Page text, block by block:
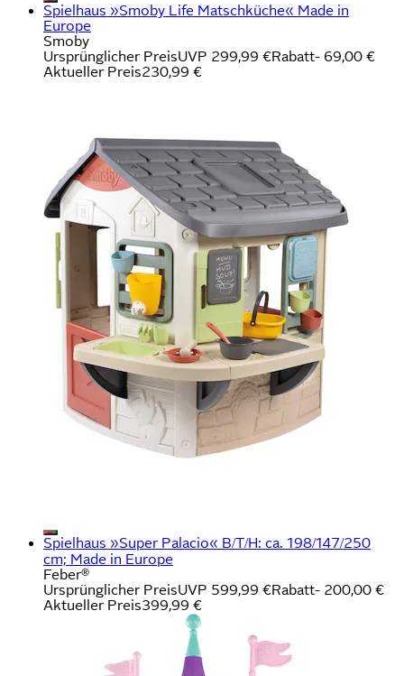
Spielhaus »Smoby Life Matschküche« Made in
Europe
Smoby
Ursprünglicher PreisUVP 299,99 €Rabatt- 69,00 €
Aktueller Preis230,99 €
Spielhaus »Super Palacio« B/T/H: ca. 198/147/250
cm; Made in Europe
Feber®
Ursprünglicher PreisUVP 599,99 €Rabatt- 200,00 €
Aktueller Preis399,99 €